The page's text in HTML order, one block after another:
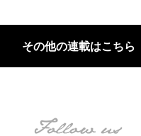
その他の連載はこちら